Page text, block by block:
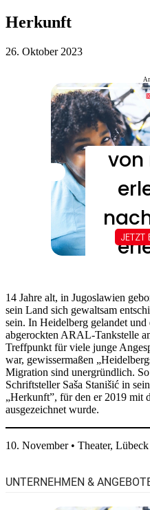
Herkunft
26. Oktober 2023
14 Jahre alt, in Jugoslawien
sein Land sich gewaltsam
sein. In Heidelberg gelandet
abgerockten ARAL-Tankstelle
Treffpunkt für viele junge
war, gewissermaßen
Migration sind unergründlich.
Schriftsteller Saša Stanišić in
„Herkunft”, für den er 2019 mit
ausgezeichnet wurde.
10. November • Theater, Lübeck